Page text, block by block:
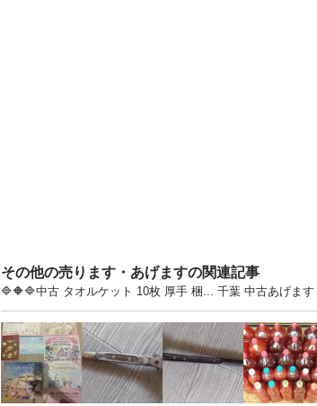
その他の売ります・あげますの関連記事
🔷🔶🔷中古 タオルケット 10枚 厚手 梱... 千葉 中古あげま